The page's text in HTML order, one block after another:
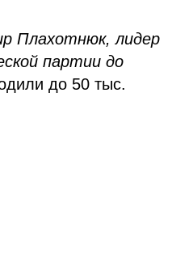
Плахотнюк, лидер
партии до
до 50 тыс.